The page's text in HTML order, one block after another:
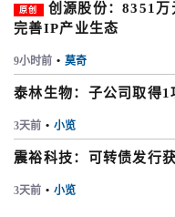
原创
创源股份：8351
完善IP产业生态
9小时前 • 莫奇
泰林生物：子公司取得1
3天前 • 小览
震裕科技：可转债发行
3天前 • 小览